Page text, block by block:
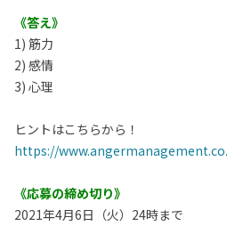
《答え》
1) 筋力
2) 感情
3) 心理
ヒントはこちらから！
https://
《応募の締め切り》
2021年4月6日（火）24時まで